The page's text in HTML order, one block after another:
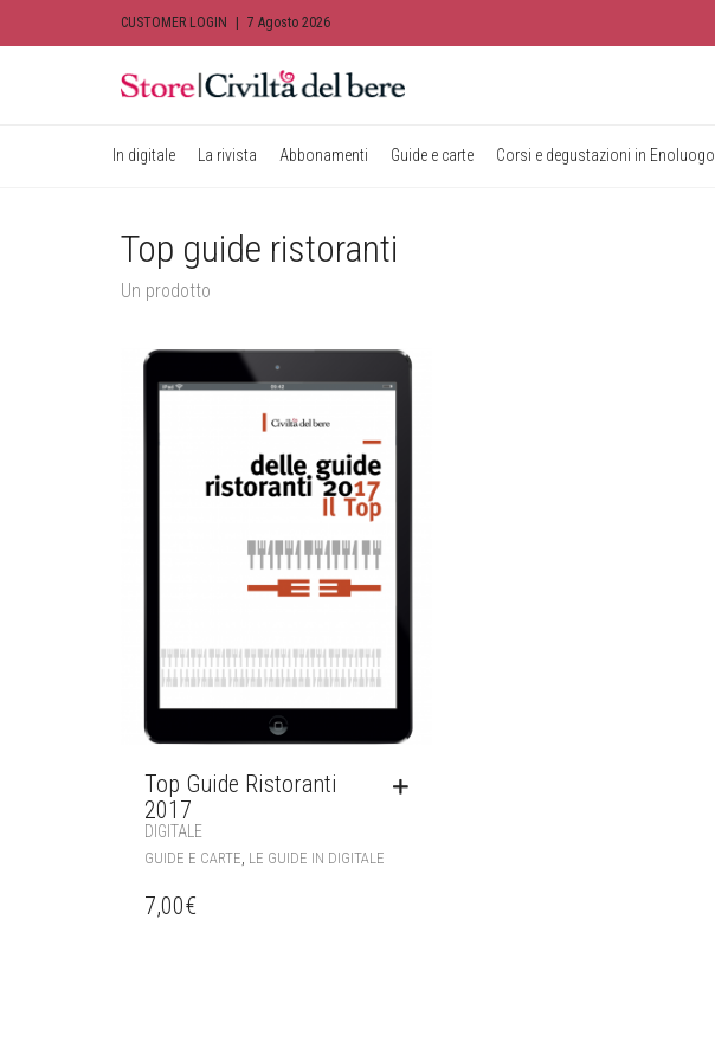
CUSTOMER LOGIN 7 Agosto 2026
In digitale La rivista Abbonamenti Guide e carte Corsi e degustazioni in Enoluogo
Top guide ristoranti
Un prodotto
Top Guide Ristoranti
2017
DIGITALE
GUIDE E CARTE LE GUIDE IN DIGITALE
7,00€